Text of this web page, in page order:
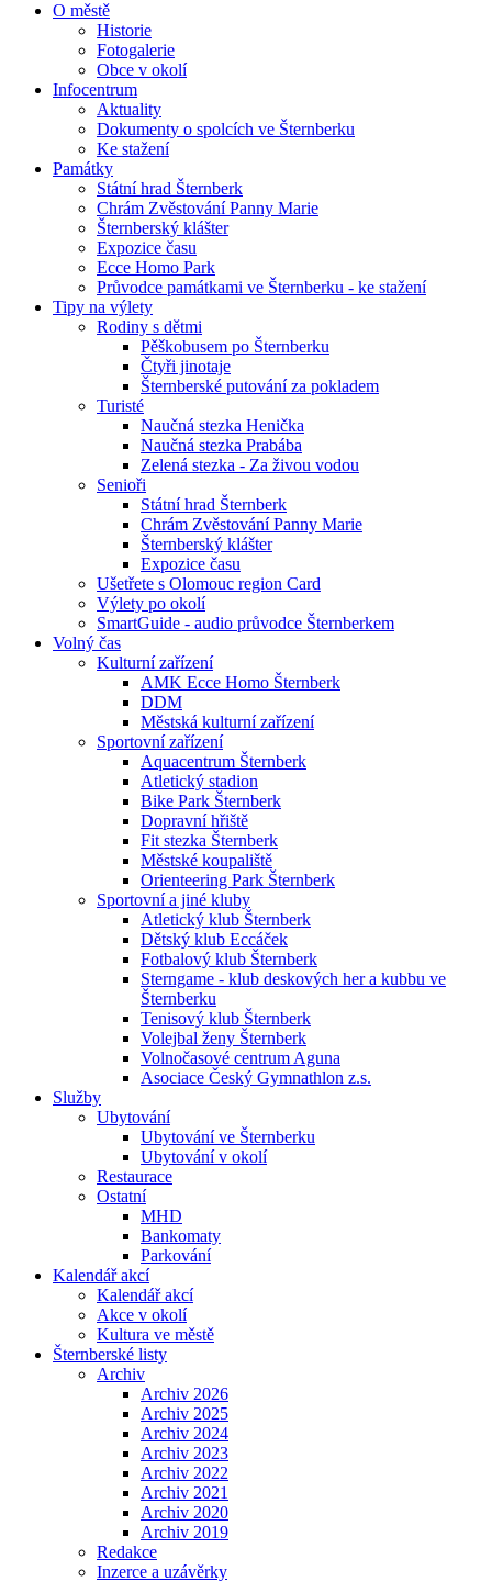
O městě
Historie
Fotogalerie
Obce v okolí
Infocentrum
Aktuality
Dokumenty o spolcích ve Šternberku
Ke stažení
Památky
Státní hrad Šternberk
Chrám Zvěstování Panny Marie
Šternberský klášter
Expozice času
Ecce Homo Park
Průvodce památkami ve Šternberku - ke stažení
Tipy na výlety
Rodiny s dětmi
Pěškobusem po Šternberku
Čtyři jinotaje
Šternberské putování za pokladem
Turisté
Naučná stezka Henička
Naučná stezka Prabába
Zelená stezka - Za živou vodou
Senioři
Státní hrad Šternberk
Chrám Zvěstování Panny Marie
Šternberský klášter
Expozice času
Ušetřete s Olomouc region Card
Výlety po okolí
SmartGuide - audio průvodce Šternberkem
Volný čas
Kulturní zařízení
AMK Ecce Homo Šternberk
DDM
Městská kulturní zařízení
Sportovní zařízení
Aquacentrum Šternberk
Atletický stadion
Bike Park Šternberk
Dopravní hřiště
Fit stezka Šternberk
Městské koupaliště
Orienteering Park Šternberk
Sportovní a jiné kluby
Atletický klub Šternberk
Dětský klub Eccáček
Fotbalový klub Šternberk
Sterngame - klub deskových her a kubbu ve
Šternberku
Tenisový klub Šternberk
Volejbal ženy Šternberk
Volnočasové centrum Aguna
Asociace Český Gymnathlon z.s.
Služby
Ubytování
Ubytování ve Šternberku
Ubytování v okolí
Restaurace
Ostatní
MHD
Bankomaty
Parkování
Kalendář akcí
Kalendář akcí
Akce v okolí
Kultura ve městě
Šternberské listy
Archiv
Archiv 2026
Archiv 2025
Archiv 2024
Archiv 2023
Archiv 2022
Archiv 2021
Archiv 2020
Archiv 2019
Redakce
Inzerce a uzávěrky